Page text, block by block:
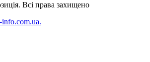
Всі права захищено
info.com.ua.